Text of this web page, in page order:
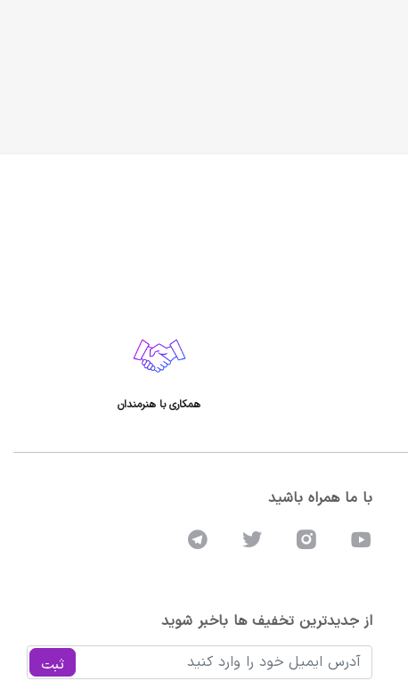
همکاری با هنرمندان
با ما همراه باشید
از جدیدترین تخفیف ها باخبر شوید
ثبت